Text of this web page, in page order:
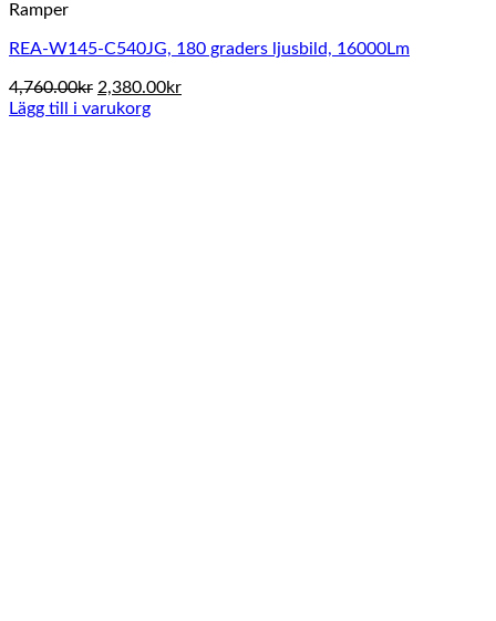
Ramper
REA-W145-C540JG, 180 graders ljusbild, 16000Lm
4,760.00kr Det
ursprungliga
2,380.00krDet
Lägg till i varukorg